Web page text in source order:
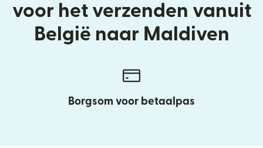
voor het verzenden vanuit
België naar Maldiven
Borgsom voor betaalpas